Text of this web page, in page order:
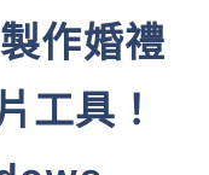
作婚禮
工具！